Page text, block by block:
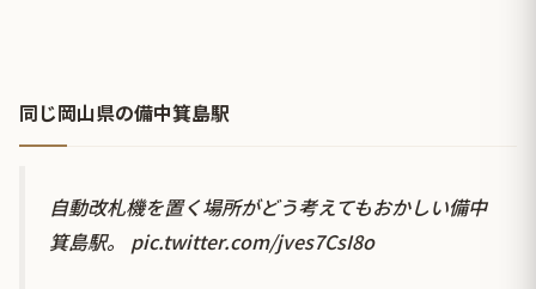
同じ岡山県の備中箕島駅
自動改札機を置く場所がどう考えてもおかしい備中
箕島駅。 pic.twitter.com/jves7CsI8o